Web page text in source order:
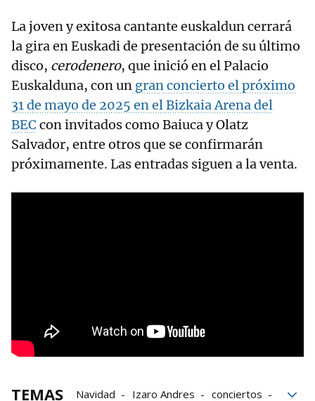
La joven y exitosa cantante euskaldun cerrará
la gira en Euskadi de presentación de su último
disco, cerodenero, que inició en el Palacio
Euskalduna, con un gran concierto el próximo
31 de mayo de 2025 en el Bizkaia Arena del
BEC con invitados como Baiuca y Olatz
Salvador, entre otros que se confirmarán
próximamente. Las entradas siguen a la venta.
TEMAS Navidad Izaro Andres conciertos